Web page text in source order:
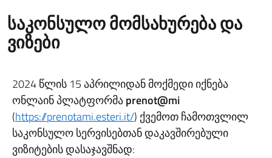
საკონსულო მომსახურება და
ვიზები
2024 წლის 15 აპრილიდან მოქმედი იქნება
ონლაინ პლატფორმაprenot@mi
(https://prenotami.esteri.it/) ქვემოთ ჩამოთვლილ
საკონსულო სერვისებთან დაკავშირებული
ვიზიტების დასაჯავშნად: